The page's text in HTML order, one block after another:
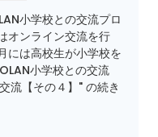
小学校との交流プロ
オンライン交流を行
には高校生が小学校を
小学校との交流
流【その４】" の続き